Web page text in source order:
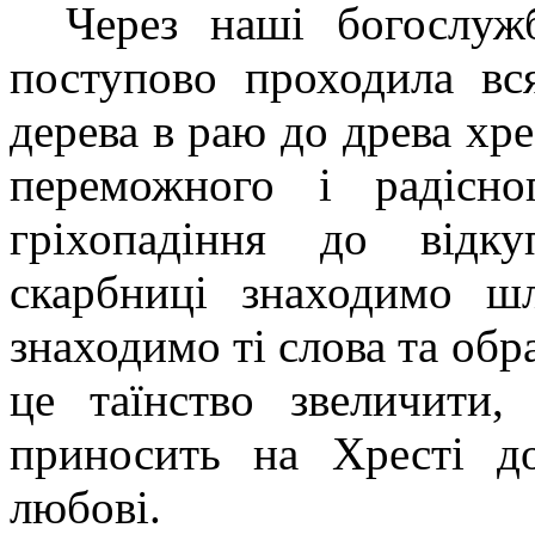
Через наші
поступово проходила
дерева в раю до древа
переможного і
гріхопадіння до
скарбниці знаходимо
знаходимо ті слова та
це таїнство
приносить на Хресті
любові.